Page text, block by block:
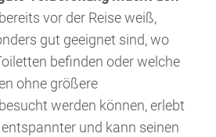
vor der Reise weiß,
gut geeignet sind, wo
befinden oder welche
ohne größere
werden können, erlebt
und kann seinen